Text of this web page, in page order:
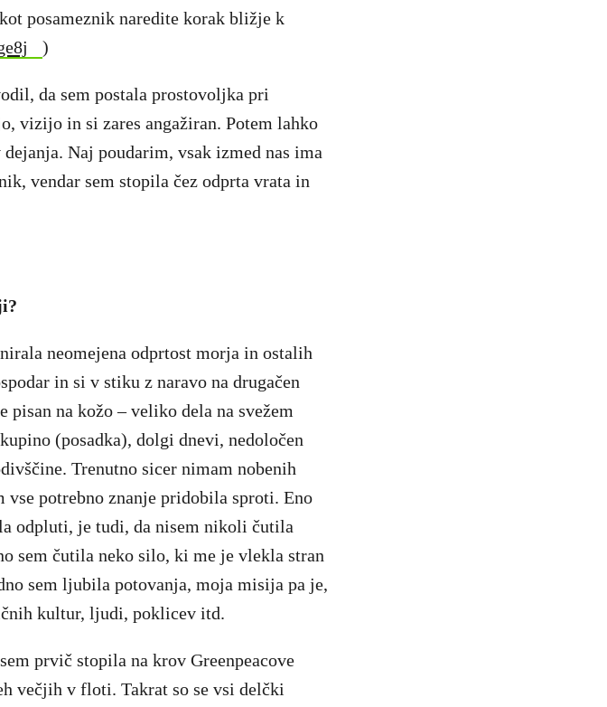
posameznik naredite korak bližje k
)
da sem postala prostovoljka pri
vizijo in si zares angažiran. Potem lahko
Naj poudarim, vsak izmed nas ima
vendar sem stopila čez odprta vrata in
neomejena odprtost morja in ostalih
in si v stiku z naravo na drugačen
na kožo – veliko dela na svežem
(posadka), dolgi dnevi, nedoločen
Trenutno sicer nimam nobenih
potrebno znanje pridobila sproti. Eno
odpluti, je tudi, da nisem nikoli čutila
sem čutila neko silo, ki me je vlekla stran
sem ljubila potovanja, moja misija pa je,
kultur, ljudi, poklicev itd.
prvič stopila na krov Greenpeacove
večjih v floti. Takrat so se vsi delčki